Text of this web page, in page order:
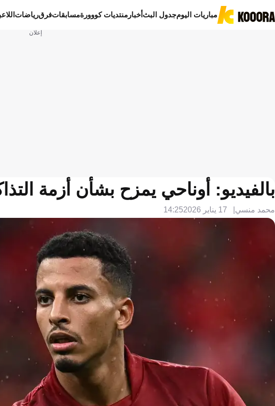
مباريات اليومجدول البثأخبار منتديات كووورةمسابقاتفرقرياضات
إعلان
بالفيديو: أوناحي يمزح بشأن أزمة
محمد منسي 17 يناير 2026 14:25